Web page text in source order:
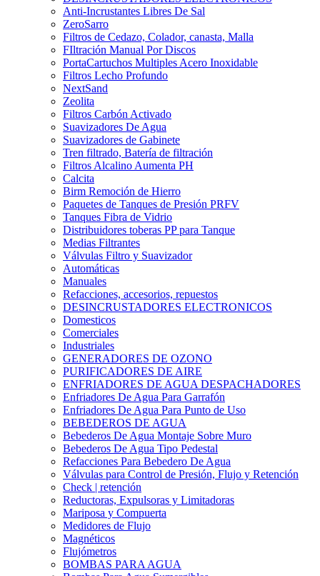
Anti-Incrustantes Libres De Sal
ZeroSarro
Filtros de Cedazo, Colador, canasta, Malla
FIltración Manual Por Discos
PortaCartuchos Multiples Acero Inoxidable
Filtros Lecho Profundo
NextSand
Zeolita
Filtros Carbón Activado
Suavizadores De Agua
Suavizadores de Gabinete
Tren filtrado, Batería de filtración
Filtros Alcalino Aumenta PH
Calcita
Birm Remoción de Hierro
Paquetes de Tanques de Presión PRFV
Tanques Fibra de Vidrio
Distribuidores toberas PP para Tanque
Medias Filtrantes
Válvulas Filtro y Suavizador
Automáticas
Manuales
Refacciones, accesorios, repuestos
DESINCRUSTADORES ELECTRONICOS
Domesticos
Comerciales
Industriales
GENERADORES DE OZONO
PURIFICADORES DE AIRE
ENFRIADORES DE AGUA DESPACHADORES
Enfriadores De Agua Para Garrafón
Enfriadores De Agua Para Punto de Uso
BEBEDEROS DE AGUA
Bebederos De Agua Montaje Sobre Muro
Bebederos De Agua Tipo Pedestal
Refacciones Para Bebedero De Agua
Válvulas para Control de Presión, Flujo y Retención
Check | retención
Reductoras, Expulsoras y Limitadoras
Mariposa y Compuerta
Medidores de Flujo
Magnéticos
Flujómetros
BOMBAS PARA AGUA